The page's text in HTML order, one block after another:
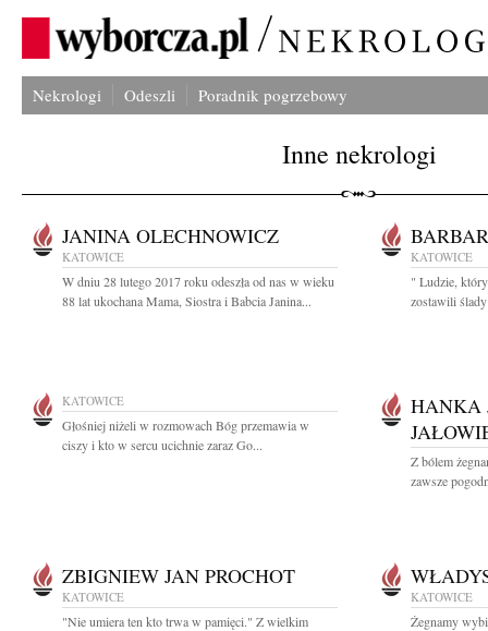
Nekrologi Odeszli Poradnik pogrzebowy
Inne nekrologi
JANINA OLECHNOWICZ
KATOWICE
W dniu 28 lutego 2017 roku odeszła od nas w wieku
88 lat ukochana Mama, Siostra i Babcia Janina...
KATOWICE
" Ludzie,
zostawili
KATOWICE
Głośniej niżeli w rozmowach Bóg przemawia w
ciszy i kto w sercu ucichnie zaraz Go...
HANKA
Z bólem
zawsze
ZBIGNIEW JAN PROCHOT
KATOWICE
"Nie umiera ten kto trwa w pamięci." Z wielkim
KATOWICE
Żegnamy